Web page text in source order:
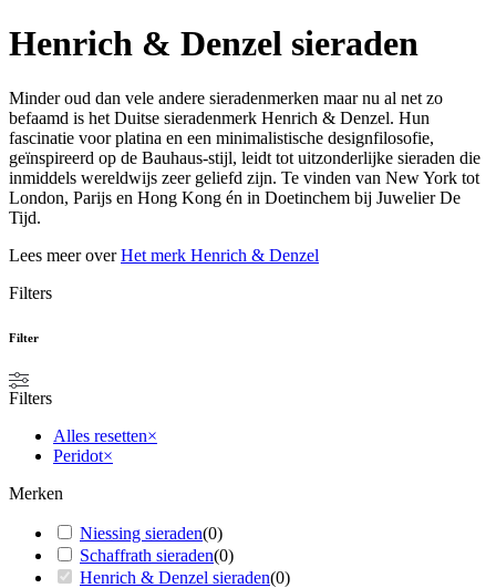
Henrich & Denzel sieraden
Minder oud dan vele andere sieradenmerken maar nu al net zo
befaamd is het Duitse sieradenmerk Henrich & Denzel. Hun
fascinatie voor platina en een minimalistische designfilosofie,
geïnspireerd op de Bauhaus-stijl, leidt tot uitzonderlijke sieraden die
inmiddels wereldwijs zeer geliefd zijn. Te vinden van New York tot
London, Parijs en Hong Kong én in Doetinchem bij Juwelier De
Tijd.
Lees meer overHet merk Henrich & Denzel
Filters
Filter
Filters
Alles resetten×
Peridot×
Merken
Niessing sieraden(0)
Schaffrath sieraden(0)
Henrich & Denzel sieraden(0)